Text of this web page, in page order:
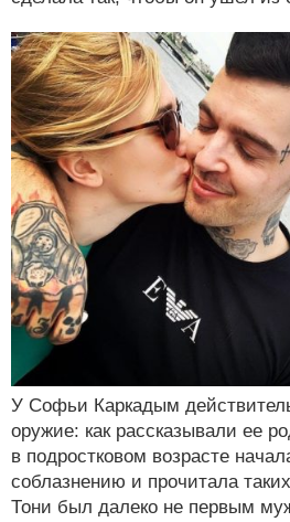
У Софьи Каркадым
оружие: как рассказывали ее
в подростковом возрасте
соблазнению и прочитала
Тони был далеко не первым